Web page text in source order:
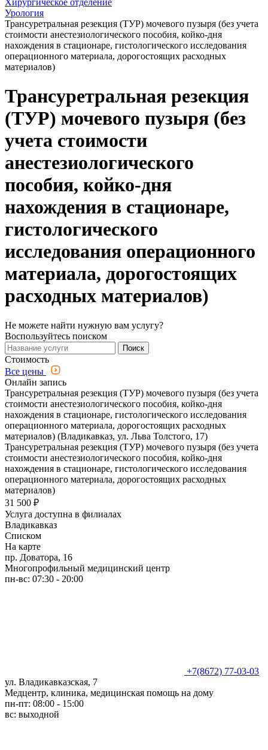
Хирургическое отделение
Урология
Трансуретральная резекция (ТУР) мочевого пузыря (без учета
стоимости анестезиологического пособия, койко-дня
нахождения в стационаре, гистологического исследования
операционного материала, дорогостоящих расходных
материалов)
Трансуретральная резекция
(ТУР) мочевого пузыря (без
учета стоимости
анестезиологического
пособия, койко-дня
нахождения в стационаре,
гистологического
исследования операционного
материала, дорогостоящих
расходных материалов)
Не можете найти нужную вам услугу?
Воспользуйтесь поиском
Поиск
Стоимость
Все цены
Онлайн запись
Трансуретральная резекция (ТУР) мочевого пузыря (без учета
стоимости анестезиологического пособия, койко-дня
нахождения в стационаре, гистологического исследования
операционного материала, дорогостоящих расходных
материалов) (Владикавказ, ул. Льва Толстого, 17)
Трансуретральная резекция (ТУР) мочевого пузыря (без учета
стоимости анестезиологического пособия, койко-дня
нахождения в стационаре, гистологического исследования
операционного материала, дорогостоящих расходных
материалов)
31 500 ₽
Услуга доступна в филиалах
Владикавказ
Списком
На карте
пр. Доватора, 16
Многопрофильный медицинский центр
пн-вс: 07:30 - 20:00
+7(8672) 77-03-03
ул. Владикавказская, 7
Медцентр, клиника, медицинская помощь на дому
пн-пт: 08:00 - 15:00
вс: выходной